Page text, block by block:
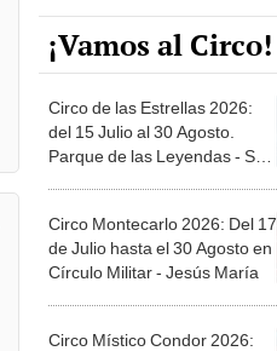
¡Vamos al Circo!
Circo de las Estrellas 2026:
del 15 Julio al 30 Agosto.
Parque de las Leyendas - San
Circo Montecarlo 2026: Del 17
de Julio hasta el 30 Agosto en
Círculo Militar - Jesús María
Circo Místico Condor 2026: